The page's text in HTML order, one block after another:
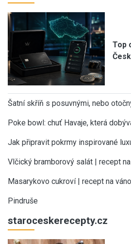
Top
Šatní skříň s posuvnými, nebo
Poke bowl: chuť Havaje, která
Jak připravit pokrmy inspirované
Vlčický bramborový salát | recept
Masarykovo cukroví | recept na
Pindruše
staroceskerecepty.cz